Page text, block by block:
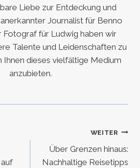
Liebe zur Entdeckung und
Journalist für Benno
Fotograf für Ludwig haben wir
Talente und Leidenschaften zu
Ihnen dieses vielfältige Medium
anzubieten.
WEITER
Über Grenzen hinaus:
Nachhaltige Reisetipps